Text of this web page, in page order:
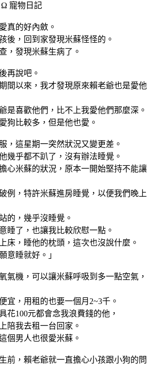
Ω 寵物日記
的好內斂。
，回到家發現米蘇怪怪的。
發現米蘇生病了。
說吧。
以來，我才發現原來賴老爺也是愛他
喜歡他們，比不上我愛他們那麼深。
比較多，但是他也愛。
這星期一突然狀況又變更差。
乎都不趴了，沒有辦法睡覺。
米蘇的狀況，原本一開始堅持不能讓
，特許米蘇進房睡覺，以便我們晚上
，幾乎沒睡覺。
了，也讓我比較欣慰一點。
，睡他的枕頭，這次也沒說什麼。
睡就好。」
機，可以讓米蘇呼吸到多一點空氣，
，用租的也要一個月2~3千。
100元都會念我浪費錢的他，
我去租一台回家。
男人也很愛米蘇。
，賴老爺就一直擔心小孩跟小狗的問